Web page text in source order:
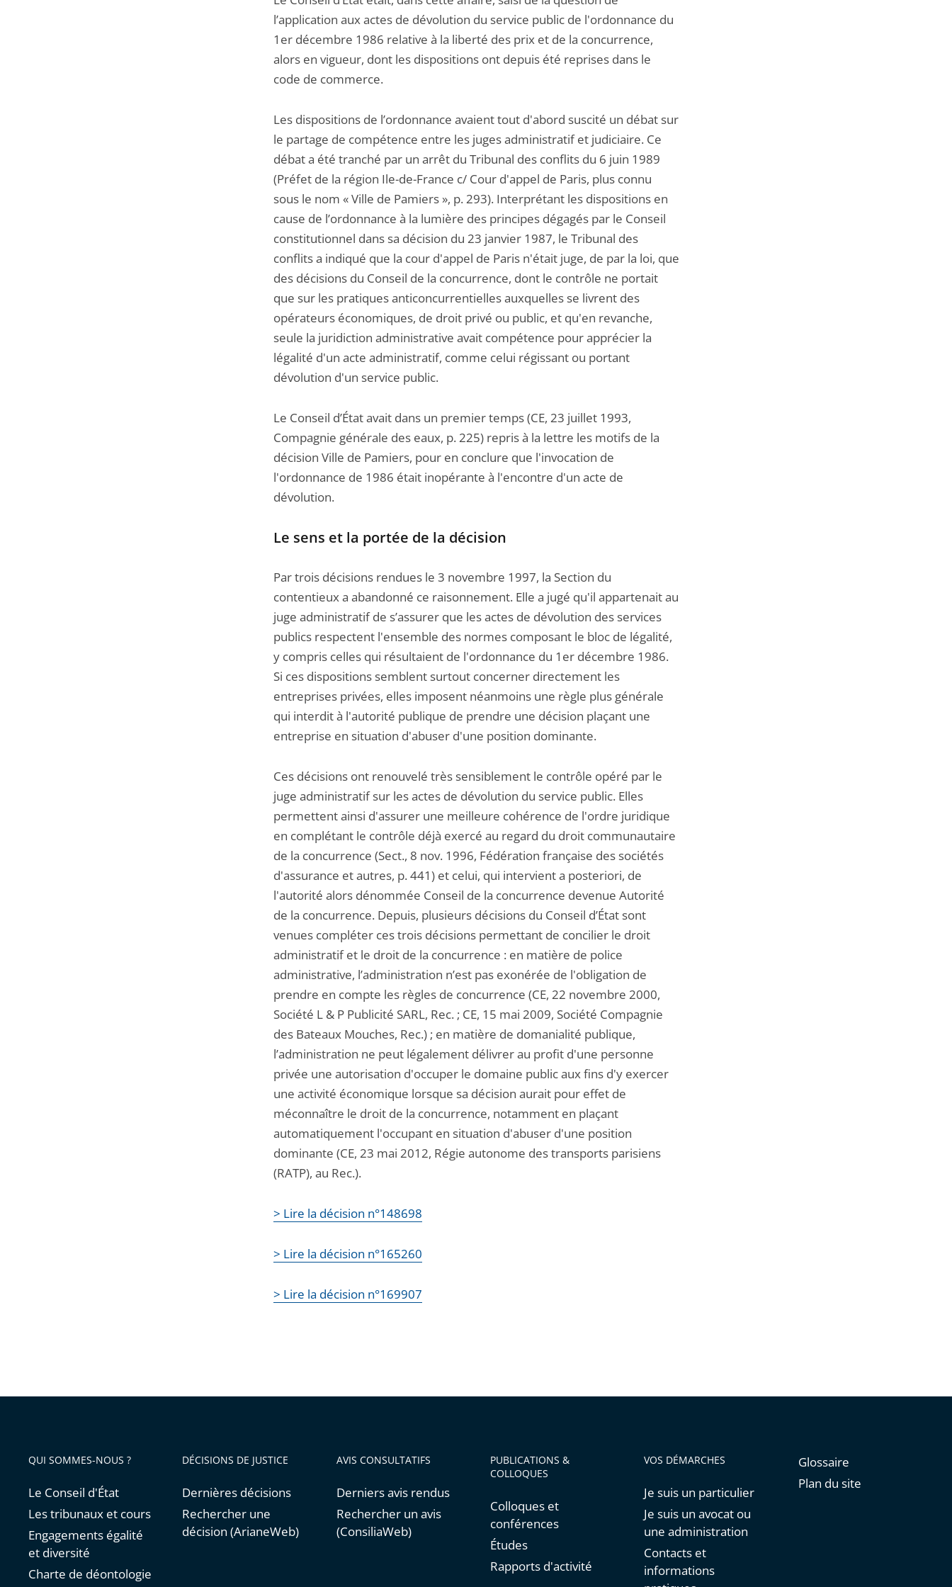
l’application aux actes de dévolution du service public de l'ordonnance du
1er décembre 1986 relative à la liberté des prix et de la concurrence,
alors en vigueur, dont les dispositions ont depuis été reprises dans le
code de commerce.
Les dispositions de l’ordonnance avaient tout d'abord suscité un débat sur
le partage de compétence entre les juges administratif et judiciaire. Ce
débat a été tranché par un arrêt du Tribunal des conflits du 6 juin 1989
(Préfet de la région Ile-de-France c/ Cour d'appel de Paris, plus connu
sous le nom « Ville de Pamiers », p. 293). Interprétant les dispositions en
cause de l’ordonnance à la lumière des principes dégagés par le Conseil
constitutionnel dans sa décision du 23 janvier 1987, le Tribunal des
conflits a indiqué que la cour d'appel de Paris n'était juge, de par la loi, que
des décisions du Conseil de la concurrence, dont le contrôle ne portait
que sur les pratiques anticoncurrentielles auxquelles se livrent des
opérateurs économiques, de droit privé ou public, et qu'en revanche,
seule la juridiction administrative avait compétence pour apprécier la
légalité d'un acte administratif, comme celui régissant ou portant
dévolution d'un service public.
Le Conseil d’État avait dans un premier temps (CE, 23 juillet 1993,
Compagnie générale des eaux, p. 225) repris à la lettre les motifs de la
décision Ville de Pamiers, pour en conclure que l'invocation de
l'ordonnance de 1986 était inopérante à l'encontre d'un acte de
dévolution.
Le sens et la portée de la décision
Par trois décisions rendues le 3 novembre 1997, la Section du
contentieux a abandonné ce raisonnement. Elle a jugé qu'il appartenait au
juge administratif de s’assurer que les actes de dévolution des services
publics respectent l'ensemble des normes composant le bloc de légalité,
y compris celles qui résultaient de l'ordonnance du 1er décembre 1986.
Si ces dispositions semblent surtout concerner directement les
entreprises privées, elles imposent néanmoins une règle plus générale
qui interdit à l'autorité publique de prendre une décision plaçant une
entreprise en situation d'abuser d'une position dominante.
Ces décisions ont renouvelé très sensiblement le contrôle opéré par le
juge administratif sur les actes de dévolution du service public. Elles
permettent ainsi d'assurer une meilleure cohérence de l'ordre juridique
en complétant le contrôle déjà exercé au regard du droit communautaire
de la concurrence (Sect., 8 nov. 1996, Fédération française des sociétés
d'assurance et autres, p. 441) et celui, qui intervient a posteriori, de
l'autorité alors dénommée Conseil de la concurrence devenue Autorité
de la concurrence. Depuis, plusieurs décisions du Conseil d’État sont
venues compléter ces trois décisions permettant de concilier le droit
administratif et le droit de la concurrence : en matière de police
administrative, l’administration n’est pas exonérée de l'obligation de
prendre en compte les règles de concurrence (CE, 22 novembre 2000,
Société L & P Publicité SARL, Rec. ; CE, 15 mai 2009, Société Compagnie
des Bateaux Mouches, Rec.) ; en matière de domanialité publique,
l’administration ne peut légalement délivrer au profit d'une personne
privée une autorisation d'occuper le domaine public aux fins d'y exercer
une activité économique lorsque sa décision aurait pour effet de
méconnaître le droit de la concurrence, notamment en plaçant
automatiquement l'occupant en situation d'abuser d'une position
dominante (CE, 23 mai 2012, Régie autonome des transports parisiens
(RATP), au Rec.).
> Lire la décision n°148698
> Lire la décision n°165260
> Lire la décision n°169907
QUI SOMMES-NOUS ?
Le Conseil d'État
Les tribunaux et cours
Engagements égalité
et diversité
Charte de déontologie
DÉCISIONS DE JUSTICE
Dernières décisions
Rechercher une
décision (ArianeWeb)
AVIS CONSULTATIFS
Derniers avis rendus
Rechercher un avis
(ConsiliaWeb)
PUBLICATIONS &
COLLOQUES
Colloques et
conférences
Études
Rapports d'activité
VOS DÉMARCHES
Je suis un particulier
Je suis un avocat ou
une administration
Contacts et
informations
Glossaire
Plan du site